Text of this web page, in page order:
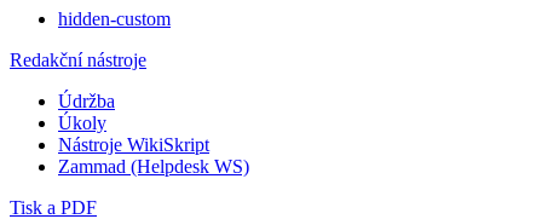
hidden-custom
Redakční nástroje
Údržba
Úkoly
Nástroje WikiSkript
Zammad (Helpdesk WS)
Tisk a PDF